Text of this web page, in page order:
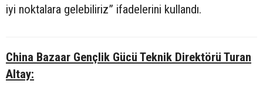
iyi noktalara gelebiliriz” ifadelerini kullandı.
China Bazaar Gençlik Gücü Teknik Direktörü Turan
Altay: